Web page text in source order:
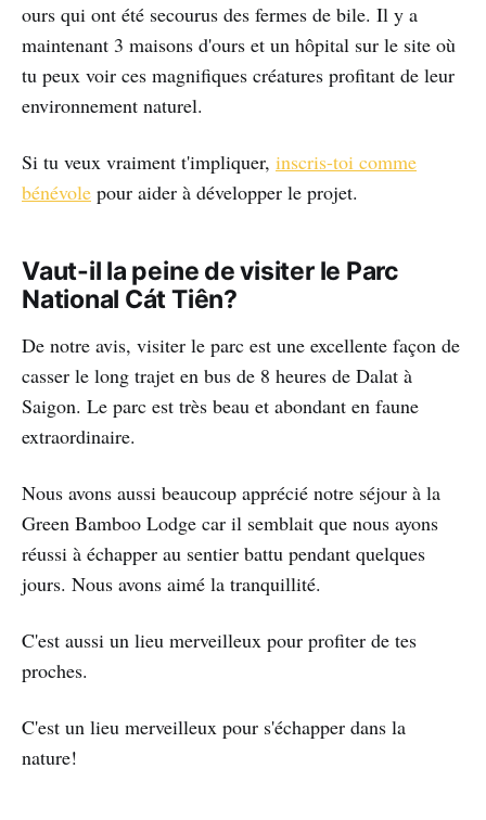
ours qui ont été secourus des fermes de bile. Il y a
maintenant 3 maisons d'ours et un hôpital sur le site où
tu peux voir ces magnifiques créatures profitant de leur
environnement naturel.
Si tu veux vraiment t'impliquer, inscris-toi comme
bénévole pour aider à développer le projet.
Vaut-il la peine de visiter le Parc
National Cát Tiên?
De notre avis, visiter le parc est une excellente façon de
casser le long trajet en bus de 8 heures de Dalat à
Saigon. Le parc est très beau et abondant en faune
extraordinaire.
Nous avons aussi beaucoup apprécié notre séjour à la
Green Bamboo Lodge car il semblait que nous ayons
réussi à échapper au sentier battu pendant quelques
jours. Nous avons aimé la tranquillité.
C'est aussi un lieu merveilleux pour profiter de tes
proches.
C'est un lieu merveilleux pour s'échapper dans la
nature!